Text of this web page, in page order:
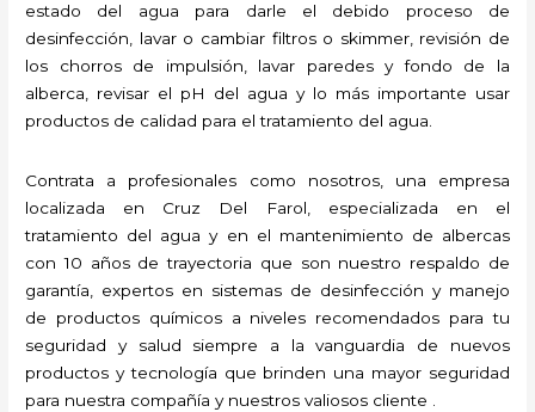
estado del agua para darle el debido proceso de
desinfección, lavar o cambiar filtros o skimmer, revisión de
los chorros de impulsión, lavar paredes y fondo de la
alberca, revisar el pH del agua y lo más importante usar
productos de calidad para el tratamiento del agua.
Contrata a profesionales como nosotros, una empresa
localizada en Cruz Del Farol, especializada en el
tratamiento del agua y en el mantenimiento de albercas
con 10 años de trayectoria que son nuestro respaldo de
garantía, expertos en sistemas de desinfección y manejo
de productos químicos a niveles recomendados para tu
seguridad y salud siempre a la vanguardia de nuevos
productos y tecnología que brinden una mayor seguridad
para nuestra compañía y nuestros valiosos cliente .